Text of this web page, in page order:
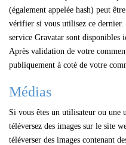
(également appelée hash) peut
vérifier si vous utilisez ce
service Gravatar sont
Après validation de votre
publiquement à coté de votre
Médias
Si vous êtes un utilisateur ou une
téléversez des images sur le site
téléverser des images contenant